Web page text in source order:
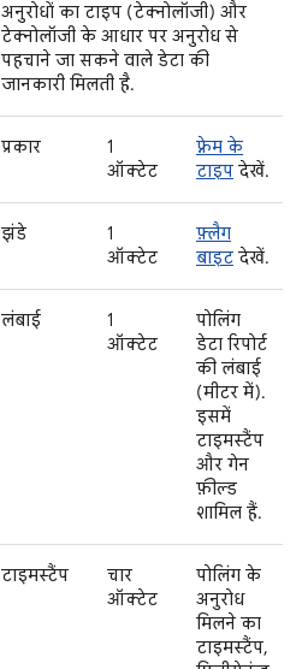
अनुरोधों का टाइप (टेक्नोलॉजी) और
टेक्नोलॉजी के आधार पर अनुरोध से
पहचाने जा सकने वाले डेटा की
जानकारी मिलती है.
प्रकार
1
ऑक्टेट
फ़्रेम के
टाइप देखें.
झंडे
1
ऑक्टेट
फ़्लैग
बाइट देखें.
लंबाई
1
ऑक्टेट
पोलिंग
डेटा रिपोर्ट
की लंबाई
(मीटर में).
इसमें
टाइमस्टैंप
और गेन
फ़ील्ड
शामिल हैं.
टाइमस्टैंप
चार
ऑक्टेट
पोलिंग के
अनुरोध
मिलने का
टाइमस्टैंप,